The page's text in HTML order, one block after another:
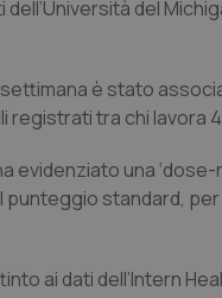
dell’Università del
è stato
registrati tra chi lavora
evidenziato una
punteggio standard,
ai dati dell’Intern